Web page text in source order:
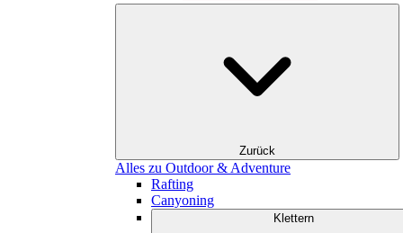
Zurück
Alles zu Outdoor & Adventure
Rafting
Canyoning
Klettern